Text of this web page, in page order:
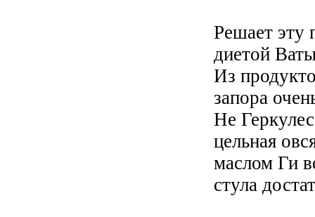
Решает эту
диетой
Из
запора
Не
цельная
маслом Ги
стула